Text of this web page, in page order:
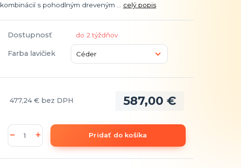
kombinácií s pohodlným dreveným ... celý popis
Dostupnosť do 2 týždňov
Farba lavičiek
587,00 €
477,24 € bez DPH
Pridať do košíka